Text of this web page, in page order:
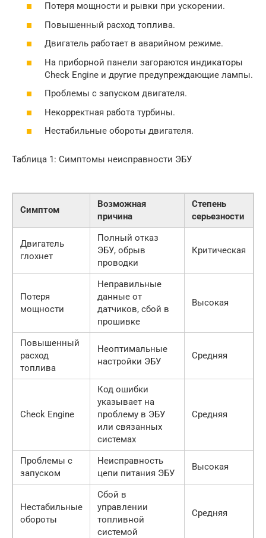
Потеря мощности и рывки при ускорении.
Повышенный расход топлива.
Двигатель работает в аварийном режиме.
На приборной панели загораются индикаторы
Check Engine и другие предупреждающие лампы.
Проблемы с запуском двигателя.
Некорректная работа турбины.
Нестабильные обороты двигателя.
Таблица 1: Симптомы неисправности ЭБУ
Симптом
Возможная
причина
Степень
серьезности
Двигатель
глохнет
Полный отказ
ЭБУ, обрыв
проводки
Критическая
Потеря
мощности
Неправильные
данные от
датчиков, сбой в
прошивке
Высокая
Повышенный
расход
топлива
Неоптимальные
настройки ЭБУ
Средняя
Check Engine
Код ошибки
указывает на
проблему в ЭБУ
или связанных
системах
Средняя
Проблемы с
запуском
Неисправность
цепи питания ЭБУ
Высокая
Нестабильные
обороты
Сбой в
управлении
топливной
системой
Средняя